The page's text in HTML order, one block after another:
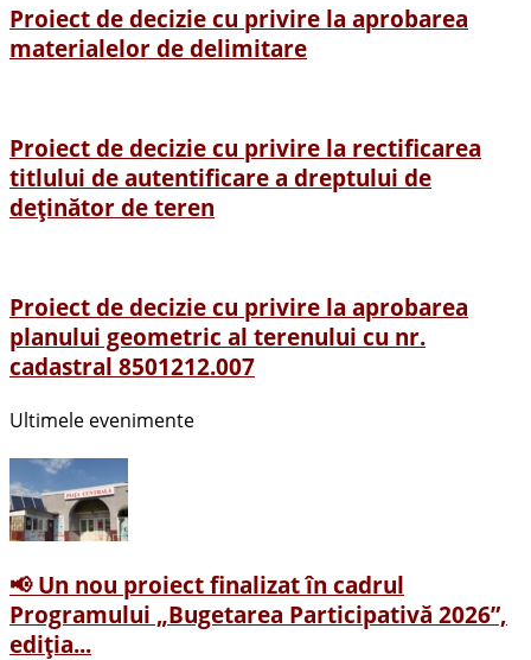
Proiect de decizie cu privire la aprobarea
materialelor de delimitare
Proiect de decizie cu privire la rectificarea
titlului de autentificare a dreptului de
deținător de teren
Proiect de decizie cu privire la aprobarea
planului geometric al terenului cu nr.
cadastral 8501212.007
Ultimele evenimente
📢 Un nou proiect finalizat în cadrul
Programului „Bugetarea Participativă 2026”,
ediția...